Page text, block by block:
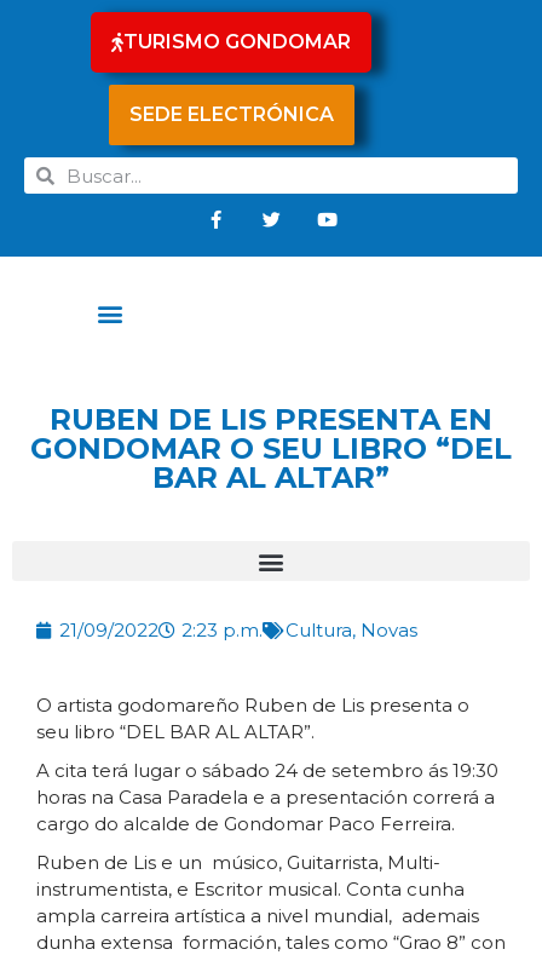
TURISMO GONDOMAR
SEDE ELECTRÓNICA
RUBEN DE LIS PRESENTA EN
GONDOMAR O SEU LIBRO “DEL
BAR AL ALTAR”
21/09/2022 2:23 p.m. Cultura, Novas
O artista godomareño Ruben de Lis presenta o
seu libro “DEL BAR AL ALTAR”.
A cita terá lugar o sábado 24 de setembro ás 19:30
horas na Casa Paradela e a presentación correrá a
cargo do alcalde de Gondomar Paco Ferreira.
Ruben de Lis e un músico, Guitarrista, Multi-
instrumentista, e Escritor musical. Conta cunha
ampla carreira artística a nivel mundial, ademais
dunha extensa formación, tales como “Grao 8” con